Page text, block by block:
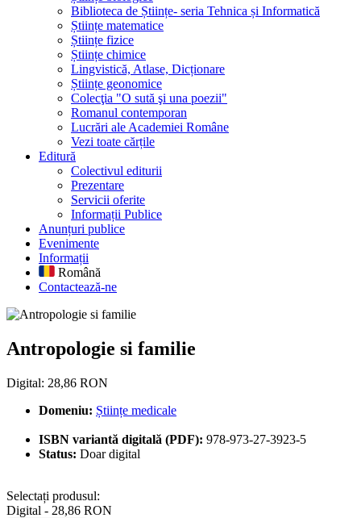
Biblioteca de Științe- seria Tehnica și Informatică
Științe matematice
Științe fizice
Științe chimice
Lingvistică, Atlase, Dicționare
Științe geonomice
Colecţia "O sută şi una poezii"
Romanul contemporan
Lucrări ale Academiei Române
Vezi toate cărțile
Editură
Colectivul editurii
Prezentare
Servicii oferite
Informații Publice
Anunțuri publice
Evenimente
Informații
Română
Contactează-ne
Antropologie si familie
Antropologie si familie
Digital: 28,86 RON
Domeniu: Științe medicale
ISBN variantă digitală (PDF): 978-973-27-3923-5
Status: Doar digital
Selectați produsul:
Digital - 28,86 RON